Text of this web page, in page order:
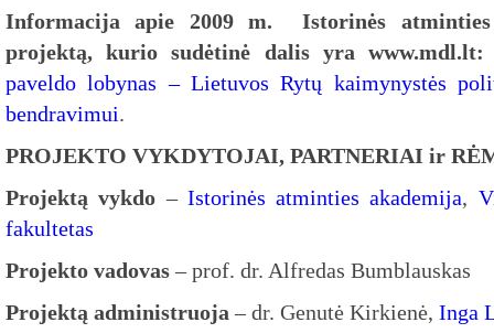
Informacija apie 2009 m. Istorinės
projektą, kurio sudėtinė dalis yra www.mdl.lt:
paveldo lobynas – Lietuvos Rytų kaimynystės
bendravimui.
PROJEKTO VYKDYTOJAI, PARTNERIAI ir
Projektą vykdo – Istorinės atminties akademija,
fakultetas
Projekto vadovas– prof. dr. Alfredas Bumblauskas
Projektą administruoja – dr. Genutė Kirkienė, Inga